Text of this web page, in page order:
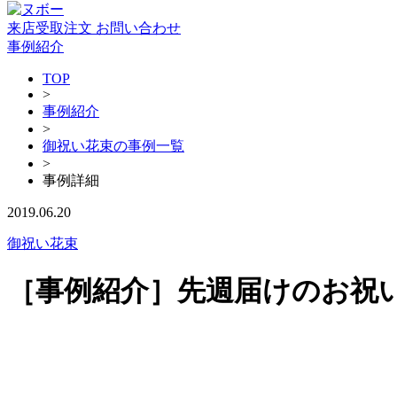
来店受取注文 お問い合わせ
事例紹介
TOP
>
事例紹介
>
御祝い花束の事例一覧
>
事例詳細
2019.06.20
御祝い花束
［事例紹介］先週届けのお祝